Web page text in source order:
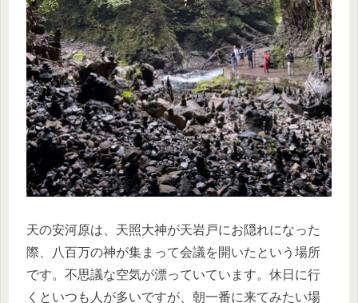
天の安河原は、天照大神が天岩戸にお隠れになった
際、八百万の神が集まって会議を開いたという場所
です。不思議な空気が漂っていています。休日に行
くといつも人が多いですが、朝一番に来てみたい場